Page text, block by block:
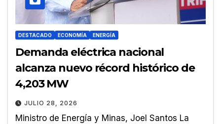
DESTACADO ECONOMÍA ENERGÍA
Demanda eléctrica nacional
alcanza nuevo récord histórico de
4,203 MW
JULIO 28, 2026
Ministro de Energía y Minas, Joel Santos La